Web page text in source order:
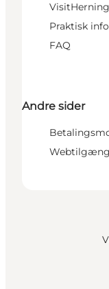
VisitHerning
Praktisk
FAQ
Andre sider